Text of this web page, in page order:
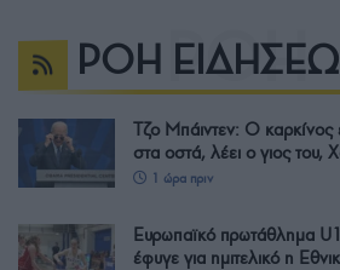
ΡΟΗ
Τζο Μπάιντεν: Ο καρκίνος
στα οστά, λέει ο γιος του,
1 ώρα πριν
Ευρωπαϊκό πρωτάθλημα
έφυγε για ημιτελικό η